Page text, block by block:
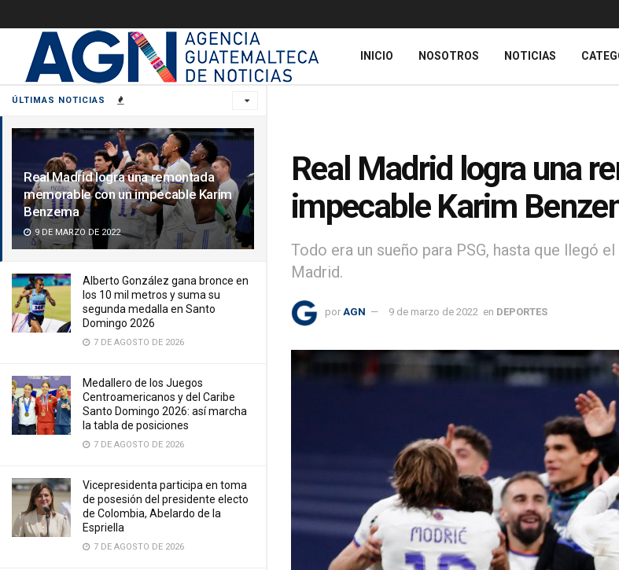
ÚLTIMAS NOTICIAS
Real Madrid logra una remontada
memorable con un impecable Karim
Benzema
9 DE MARZO DE 2022
Alberto González gana bronce en
los 10 mil metros y suma su
segunda medalla en Santo
Domingo 2026
7 DE AGOSTO DE 2026
Medallero de los Juegos
Centroamericanos y del Caribe
Santo Domingo 2026: así marcha
la tabla de posiciones
7 DE AGOSTO DE 2026
Vicepresidenta participa en toma
de posesión del presidente electo
de Colombia, Abelardo de la
Espriella
7 DE AGOSTO DE 2026
INICIO NOSOTROS NOTICIAS
Real Madrid logra una
impecable Karim
Todo era un sueño para PSG, hasta que llegó
Madrid.
por AGN 9 de marzo de 2022 en DEPORTES